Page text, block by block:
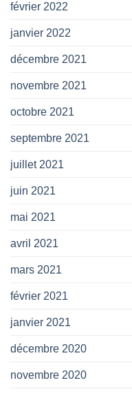
février 2022
janvier 2022
décembre 2021
novembre 2021
octobre 2021
septembre 2021
juillet 2021
juin 2021
mai 2021
avril 2021
mars 2021
février 2021
janvier 2021
décembre 2020
novembre 2020